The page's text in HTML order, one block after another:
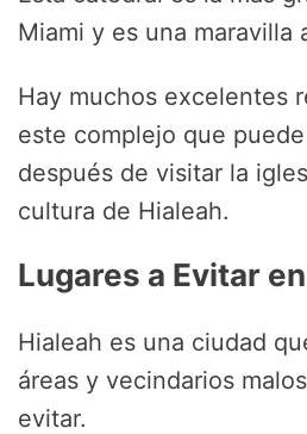
Miami y es una maravilla
Hay muchos excelentes
este complejo que
después de visitar la
cultura de Hialeah.
Lugares a Evitar
Hialeah es una ciudad
áreas y vecindarios
evitar.